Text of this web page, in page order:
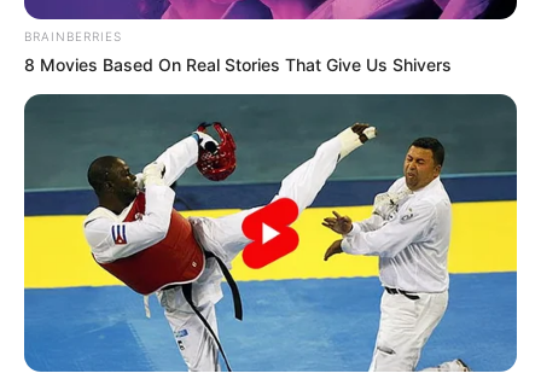
Nyimas Ratu Rafa Beby Tsabina
Salshabilla Adriani Haico Van der Veken
BRAINBERRIES
8 Movies Based On Real Stories That Give Us Shivers